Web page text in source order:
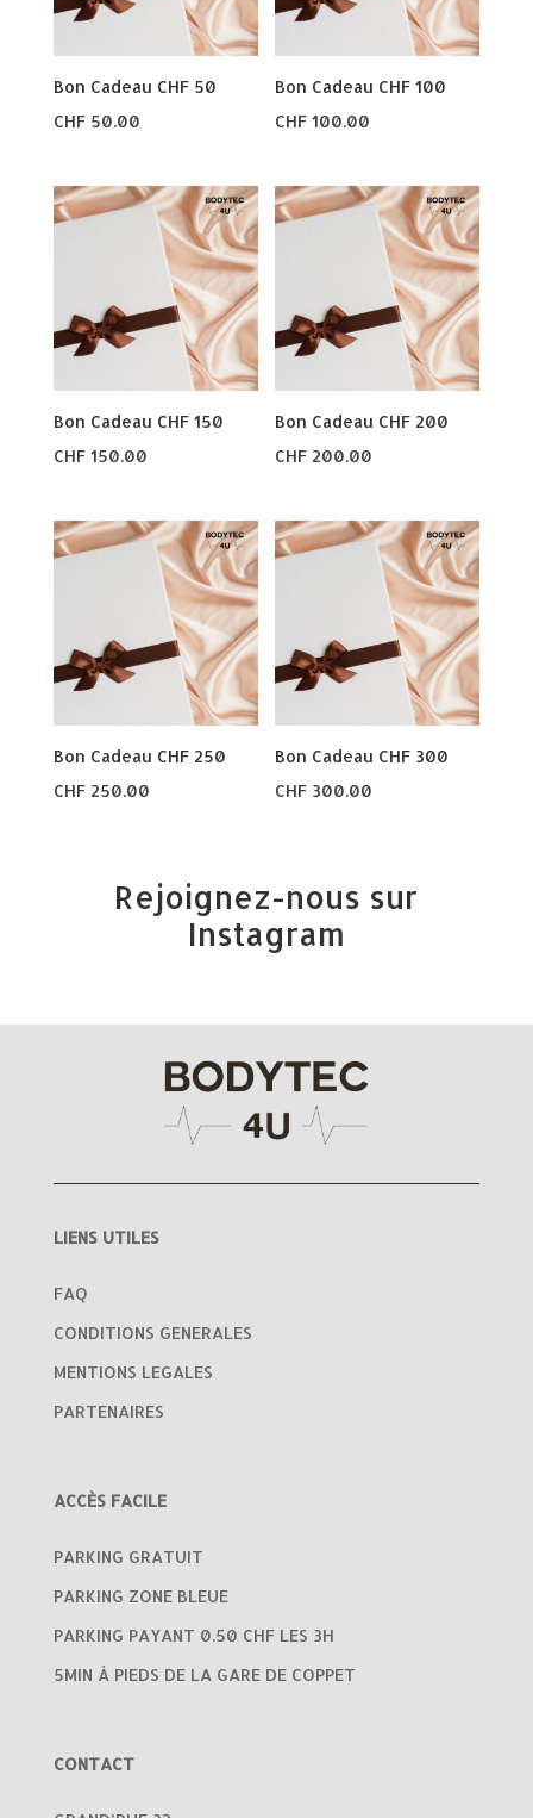
Bon Cadeau CHF 50
CHF50.00
Bon Cadeau CHF 100
CHF 100.00
Bon Cadeau CHF 150
CHF150.00
Bon Cadeau CHF 200
CHF 200.00
Bon Cadeau CHF 250
CHF250.00
Bon Cadeau CHF 300
CHF 300.00
Rejoignez-nous sur
Instagram
LIENS UTILES
FAQ
CONDITIONS GENERALES
MENTIONS LEGALES
PARTENAIRES
ACCÈS FACILE
PARKING GRATUIT
PARKING ZONE BLEUE
PARKING PAYANT 0.50 CHF LES 3H
5MIN À PIEDS DE LA GARE DE COPPET
CONTACT